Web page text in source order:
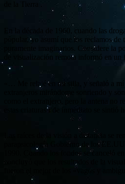
En la década de 1960, cuando las
popular, yo asumí que los reclamos
puramente imaginarios. Considere la
de visualización remota informó en
«… Me relajé en mi silla, y señaló a
extranjeros mirándome sonriendo y
como el extranjero, pero la antena no
estas criaturas i de inmediato se sintió
Las raíces de la visión a distancia se
parapsicología Gobierno de los
1990. Cuando los fondos se canceló
concluyó que los resultados de la
fueron el mejor de los «vagos y